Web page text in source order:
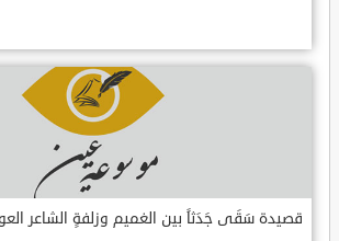
قصيدة سَقَى جَدَثاً بين الغميم وزلفةٍ الشاعر